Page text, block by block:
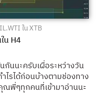
ใน XTB
น H4
กันนะครับเผื่อระหว่างวัน
ไรได้ก่อนบ้างตามช่องทาง
ณพี่ๆทุกคนที่เข้ามาอ่านนะ